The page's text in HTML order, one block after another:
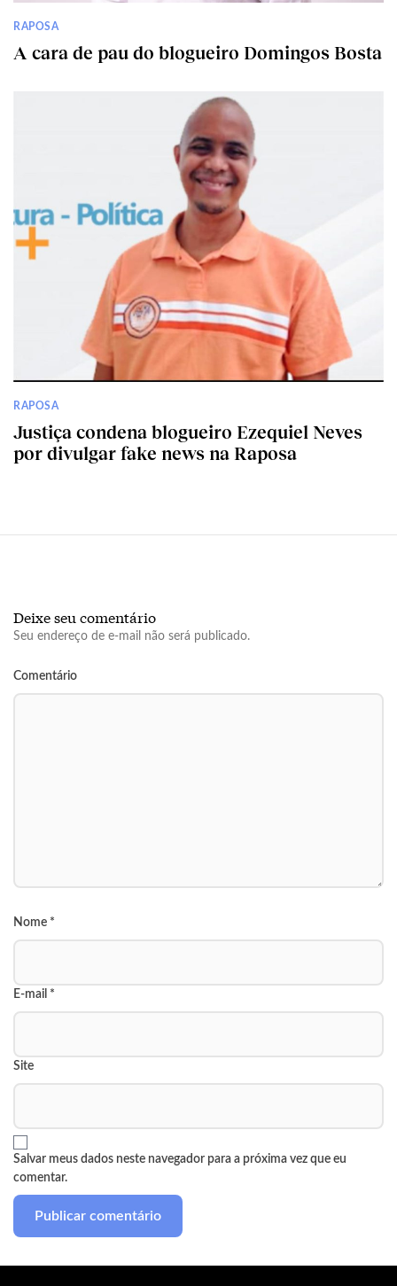
RAPOSA
A cara de pau do blogueiro Domingos Bosta
RAPOSA
Justiça condena blogueiro Ezequiel Neves
por divulgar fake news na Raposa
Deixe seu comentário
Seu endereço de e-mail não será publicado.
Comentário
Nome *
E-mail *
Site
Salvar meus dados neste navegador para a próxima vez que eu
comentar.